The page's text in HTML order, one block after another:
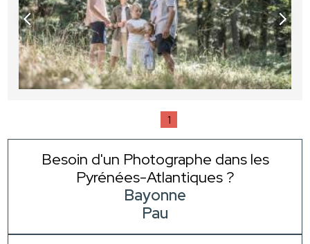
1
Besoin d'un Photographe dans les
Pyrénées-Atlantiques ?
Bayonne
Pau